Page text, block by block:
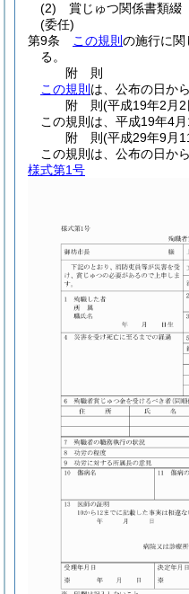
(2)
賞じゅつ関係書類綴
(委任)
第9条
この規則 の施行に関
る。
附 則
この規則 は、公布の日か
附 則(平成19年2月2
この規則は、平成19年4月
附 則(平成29年9月
この規則は、公布の日か
様式第1号